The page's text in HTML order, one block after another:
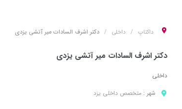
داکتاپ داخلی دکتر اشرف السادات میر آتشی یزدی
دکتر اشرف السادات میر آتشی یزدی
داخلی
شهر : متخصص داخلی یزد